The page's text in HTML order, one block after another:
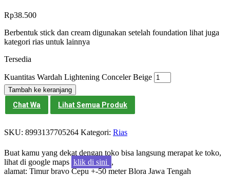
Rp38.500
Berbentuk stick dan cream digunakan setelah foundation lihat juga
kategori rias untuk lainnya
Tersedia
Kuantitas Wardah Lightening Conceler Beige
Tambah ke keranjang
Chat Wa Lihat Semua Produk
SKU: 8993137705264 Kategori: Rias
Buat kamu yang dekat dengan toko bisa langsung merapat ke toko,
lihat di google maps klik di sini ,
alamat: Timur bravo Cepu +-50 meter Blora Jawa Tengah